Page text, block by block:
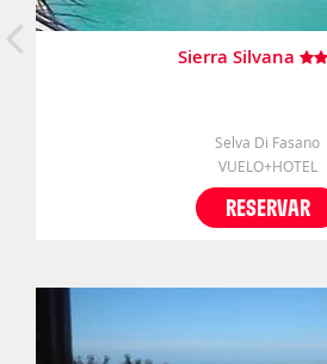
Sierra Silvana
Selva Di Fasano
VUELO+HOTEL
RESERVAR